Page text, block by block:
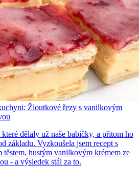
Žloutkové řezy s vanilkovým
dělaly už naše babičky, a přitom ho
základu. Vyzkoušela jsem recept s
hustým vanilkovým krémem ze
- a výsledek stál za to.